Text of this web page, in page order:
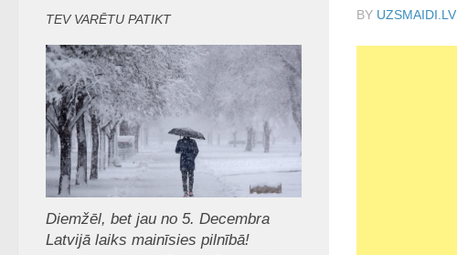
BY UZSMAIDI.LV
TEV VARĒTU PATIKT
Diemžēl, bet jau no 5. Decembra
Latvijā laiks mainīsies pilnībā!